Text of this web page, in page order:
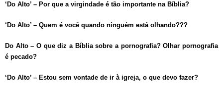
‘Do Alto’ – Por que a virgindade é tão importante na Bíblia?
‘Do Alto’ – Quem é você quando ninguém está olhando???
Do Alto – O que diz a Bíblia sobre a pornografia? Olhar pornografia
é pecado?
‘Do Alto’ – Estou sem vontade de ir à igreja, o que devo fazer?